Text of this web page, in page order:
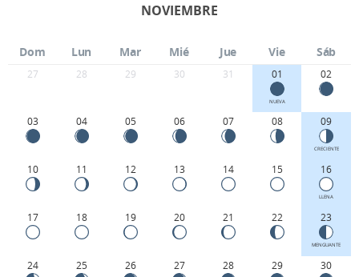
NOVIEMBRE
Dom Lun Mar Mié Jue Vie Sáb
27 28 29 30 31 01
NUEVA
02
03 04 05 06 07 08 09
CRECIENTE
10 11 12 13 14 15 16
LLENA
17 18 19 20 21 22 23
MENGUANTE
24 25 26 27 28 29 30